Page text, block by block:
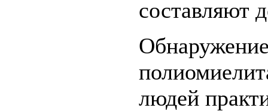
составляют
людей